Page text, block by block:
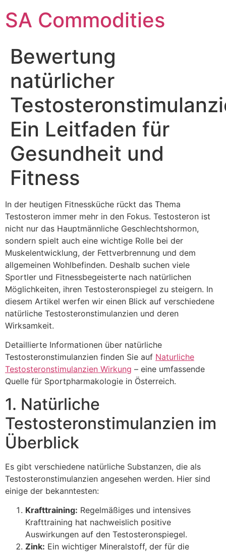
SA Commodities
Bewertung
natürlicher
Ein Leitfaden für
Gesundheit und
Fitness
In der heutigen Fitnessküche rückt das Thema
Testosteron immer mehr in den Fokus. Testosteron ist
nicht nur das Hauptmännliche Geschlechtshormon,
sondern spielt auch eine wichtige Rolle bei der
Muskelentwicklung, der Fettverbrennung und dem
allgemeinen Wohlbefinden. Deshalb suchen viele
Sportler und Fitnessbegeisterte nach natürlichen
Möglichkeiten, ihren Testosteronspiegel zu steigern. In
diesem Artikel werfen wir einen Blick auf verschiedene
natürliche Testosteronstimulanzien und deren
Wirksamkeit.
Detaillierte Informationen über natürliche
Testosteronstimulanzien finden Sie auf Naturliche
Testosteronstimulanzien Wirkung – eine umfassende
Quelle für Sportpharmakologie in Österreich.
1. Natürliche
Testosteronstimulanzien im
Überblick
Es gibt verschiedene natürliche Substanzen, die als
Testosteronstimulanzien angesehen werden. Hier sind
einige der bekanntesten:
Krafttraining: Regelmäßiges und intensives
Krafttraining hat nachweislich positive
Auswirkungen auf den Testosteronspiegel.
Zink: Ein wichtiger Mineralstoff, der für die